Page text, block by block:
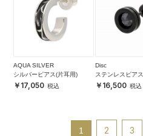
AQUA SILVER
シルバーピアス(片耳用)
17,050
Disc
ステンレスピアス
16,500
1 2 3